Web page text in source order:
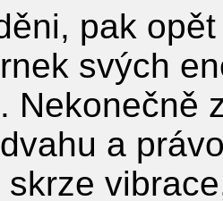
pak
svých
Nekonečně
a